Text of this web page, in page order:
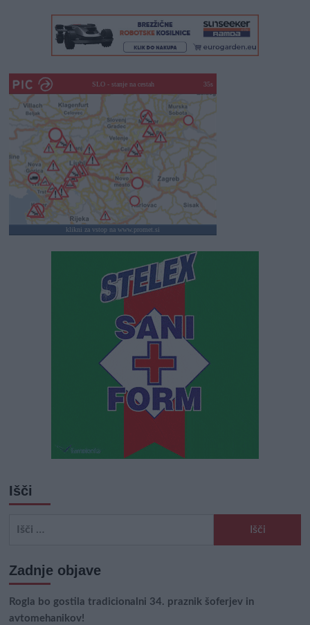
SLO - stanje na cestah 30s
klikni za vstop na www.promet.si
Išči
Zadnje objave
Rogla bo gostila tradicionalni 34. praznik šoferjev in
avtomehanikov!